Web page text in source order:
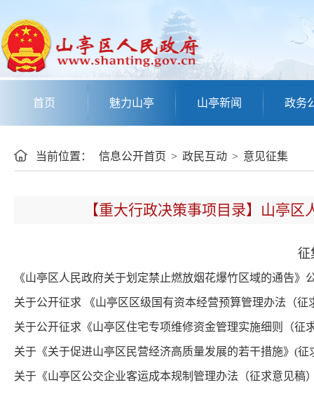
首页 魅力山亭 山亭新闻 政务
当前位置： 信息公开首页 > 政民互动 > 意见征集
【重大行政决策事项目录】山亭
征
《山亭区人民政府关于划定禁止燃放烟花爆竹区域的通告》
关于公开征求 《山亭区区级国有资本经营预算管理办法（征
关于公开征求《山亭区住宅专项维修资金管理实施细则（征
关于《关于促进山亭区民营经济高质量发展的若干措施》(
关于《山亭区公交企业客运成本规制管理办法（征求意见稿